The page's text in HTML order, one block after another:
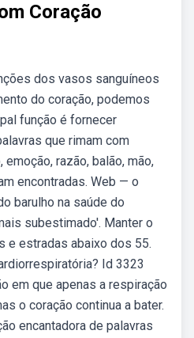
Coração
dos vasos sanguíneos
do coração, podemos
função é fornecer
que rimam com
emoção, razão, balão, mão,
encontradas. Web — o
barulho na saúde do
subestimado'. Manter o
e estradas abaixo dos 55.
Id 3323
em que apenas a respiração
o coração continua a bater.
encantadora de palavras